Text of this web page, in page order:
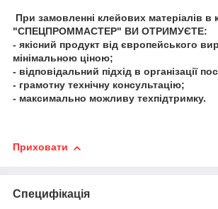
При замовленні клейових матеріалів в
"СПЕЦПРОММАСТЕР" ВИ ОТРИМУЄТЕ:
- якісний продукт від європейського
мінімальною ціною;
- відповідальний підхід в організації
- грамотну технічну консультацію;
- максимально можливу техпідтримку.
Приховати
Специфікація